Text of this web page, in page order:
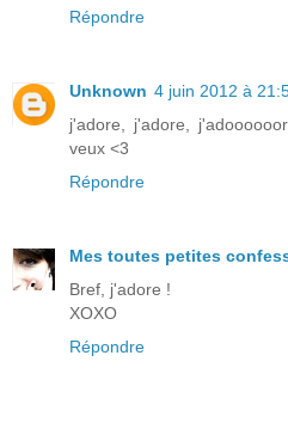
Répondre
Unknown 4 juin 2012 à
j'adore, j'adore,
veux <3
Répondre
Mes toutes petites
Bref, j'adore !
XOXO
Répondre